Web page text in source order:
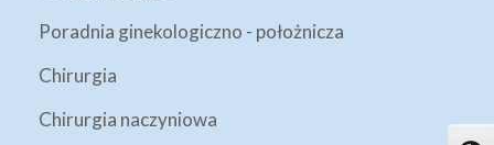
Poradnia ginekologiczno - położnicza
Chirurgia
Chirurgia naczyniowa